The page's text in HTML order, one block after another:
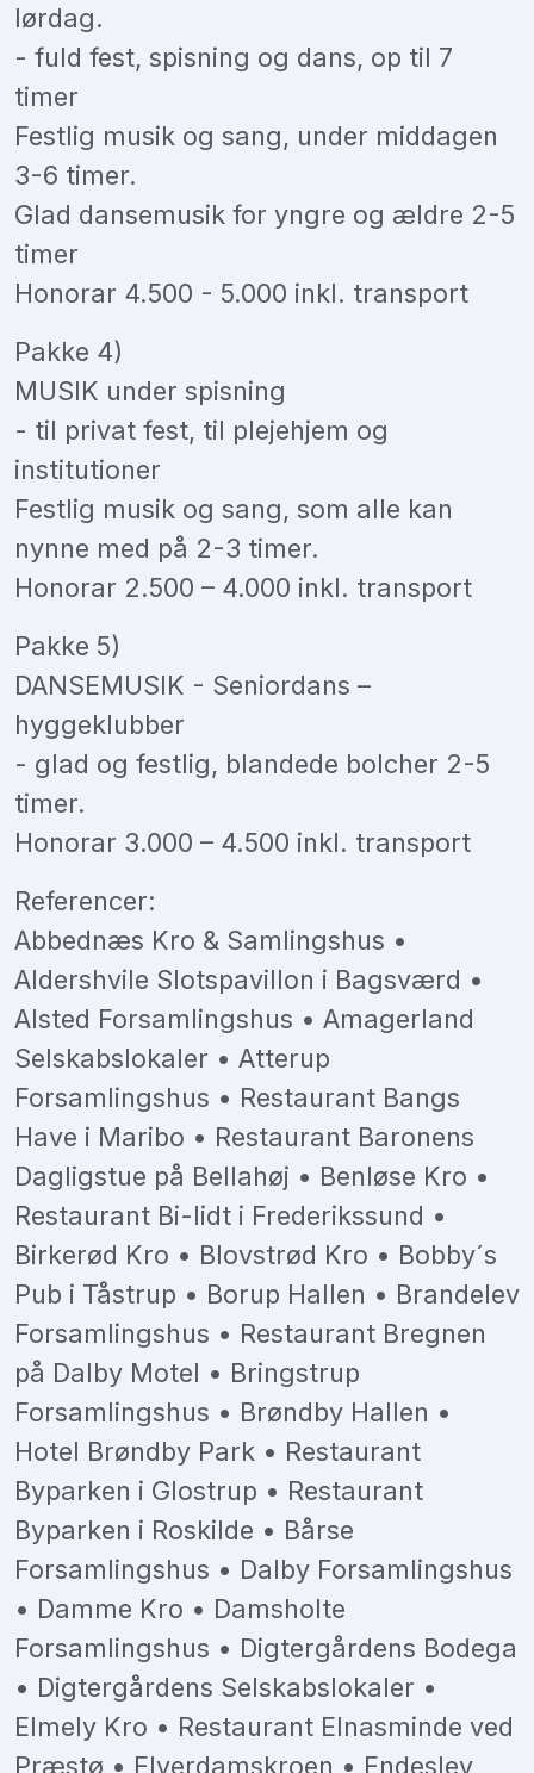
lørdag.
- fuld fest, spisning og dans, op til 7
timer
Festlig musik og sang, under middagen
3-6 timer.
Glad dansemusik for yngre og ældre 2-5
timer
Honorar 4.500 - 5.000 inkl. transport
Pakke 4)
MUSIK under spisning
- til privat fest, til plejehjem og
institutioner
Festlig musik og sang, som alle kan
nynne med på 2-3 timer.
Honorar 2.500 – 4.000 inkl. transport
Pakke 5)
DANSEMUSIK - Seniordans –
hyggeklubber
- glad og festlig, blandede bolcher 2-5
timer.
Honorar 3.000 – 4.500 inkl. transport
Referencer:
Abbednæs Kro & Samlingshus •
Aldershvile Slotspavillon i Bagsværd •
Alsted Forsamlingshus • Amagerland
Selskabslokaler • Atterup
Forsamlingshus • Restaurant Bangs
Have i Maribo • Restaurant Baronens
Dagligstue på Bellahøj • Benløse Kro •
Restaurant Bi-lidt i Frederikssund •
Birkerød Kro • Blovstrød Kro • Bobby´s
Pub i Tåstrup • Borup Hallen • Brandelev
Forsamlingshus • Restaurant Bregnen
på Dalby Motel • Bringstrup
Forsamlingshus • Brøndby Hallen •
Hotel Brøndby Park • Restaurant
Byparken i Glostrup • Restaurant
Byparken i Roskilde • Bårse
Forsamlingshus • Dalby Forsamlingshus
• Damme Kro • Damsholte
Forsamlingshus • Digtergårdens Bodega
• Digtergårdens Selskabslokaler •
Elmely Kro • Restaurant Elnasminde ved
Præstø • Elverdamskroen • Endeslev